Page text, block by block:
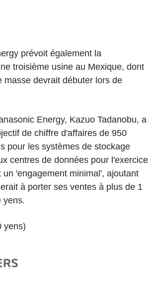
prévoit également la
troisième usine au Mexique, dont
masse devrait débuter lors de
Energy, Kazuo Tadanobu, a
de chiffre d'affaires de 950
pour les systèmes de stockage
centres de données pour l'exercice
un 'engagement minimal', ajoutant
à porter ses ventes à plus de 1
yens.
yens)